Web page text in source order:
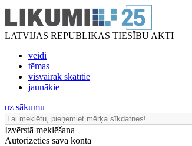
LATVIJAS REPUBLIKAS TIESĪBU AKTI
veidi
tēmas
visvairāk skatītie
jaunākie
uz sākumu
Izvērstā meklēšana
Autorizēties savā kontā